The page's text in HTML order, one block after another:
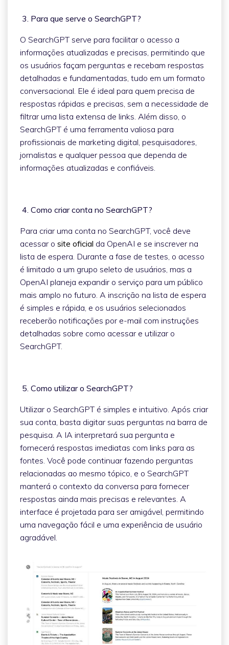
3. Para que serve o SearchGPT?
O SearchGPT serve para facilitar o acesso a
informações atualizadas e precisas, permitindo que
os usuários façam perguntas e recebam respostas
detalhadas e fundamentadas, tudo em um formato
conversacional. Ele é ideal para quem precisa de
respostas rápidas e precisas, sem a necessidade de
filtrar uma lista extensa de links. Além disso, o
SearchGPT é uma ferramenta valiosa para
profissionais de marketing digital, pesquisadores,
jornalistas e qualquer pessoa que dependa de
informações atualizadas e confiáveis.
4. Como criar conta no SearchGPT?
Para criar uma conta no SearchGPT, você deve
acessar o site oficial da OpenAI e se inscrever na
lista de espera. Durante a fase de testes, o acesso
é limitado a um grupo seleto de usuários, mas a
OpenAI planeja expandir o serviço para um público
mais amplo no futuro. A inscrição na lista de espera
é simples e rápida, e os usuários selecionados
receberão notificações por e-mail com instruções
detalhadas sobre como acessar e utilizar o
SearchGPT.
5. Como utilizar o SearchGPT?
Utilizar o SearchGPT é simples e intuitivo. Após criar
sua conta, basta digitar suas perguntas na barra de
pesquisa. A IA interpretará sua pergunta e
fornecerá respostas imediatas com links para as
fontes. Você pode continuar fazendo perguntas
relacionadas ao mesmo tópico, e o SearchGPT
manterá o contexto da conversa para fornecer
respostas ainda mais precisas e relevantes. A
interface é projetada para ser amigável, permitindo
uma navegação fácil e uma experiência de usuário
agradável.